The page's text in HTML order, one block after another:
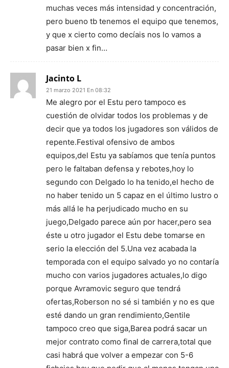
muchas veces más intensidad y concentración,
pero bueno tb tenemos el equipo que tenemos,
y que x cierto como decíais nos lo vamos a
pasar bien x fin…
Jacinto L
21 marzo 2021 En 08:32
Me alegro por el Estu pero tampoco es
cuestión de olvidar todos los problemas y de
decir que ya todos los jugadores son válidos de
repente.Festival ofensivo de ambos
equipos,del Estu ya sabíamos que tenía puntos
pero le faltaban defensa y rebotes,hoy lo
segundo con Delgado lo ha tenido,el hecho de
no haber tenido un 5 capaz en el último lustro o
más allá le ha perjudicado mucho en su
juego,Delgado parece aún por hacer,pero sea
éste u otro jugador el Estu debe tomarse en
serio la elección del 5.Una vez acabada la
temporada con el equipo salvado yo no contaría
mucho con varios jugadores actuales,lo digo
porque Avramovic seguro que tendrá
ofertas,Roberson no sé si también y no es que
esté dando un gran rendimiento,Gentile
tampoco creo que siga,Barea podrá sacar un
mejor contrato como final de carrera,total que
casi habrá que volver a empezar con 5-6